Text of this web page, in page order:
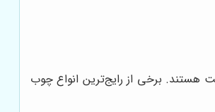
هستند. برخی از رایج‌ترین انواع چوب